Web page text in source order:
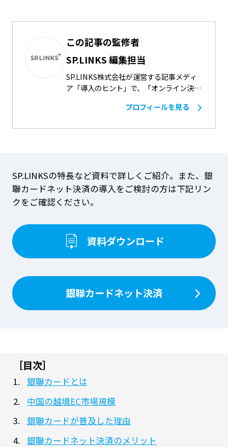
この記事の監修者
SP.LINKS 編集担当
SP.LINKS株式会社が運営する記事メディ
ア「導入のヒント」で、「オンライン決
業準備、セキュリティ対策」などをテーマ
らSP.LINKSにおまかせください。
プロフィールを見る
SP.LINKSの特長など資料で詳しくご紹介。 また、銀
聯カードネット決済の導入をご検討の方は下記リン
クをご確認ください。
資料ダウンロード
銀聯カードネット決済
［目次］
銀聯カードとは
中国の越境EC市場規模
銀聯カードが普及した理由
銀聯カードネット決済のメリット